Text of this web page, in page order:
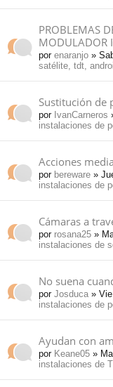
PROBLEMAS
MODULADOR
por enaranjo »
satélite, tdt,
Sustitución de
por IvanCarneros
instalaciones de
Acciones
por bereware »
instalaciones de
Cámaras a
por rosana25 »
instalaciones de
No suena
por Josduca »
instalaciones de
Ayudan con
por Keane05 »
instalaciones de